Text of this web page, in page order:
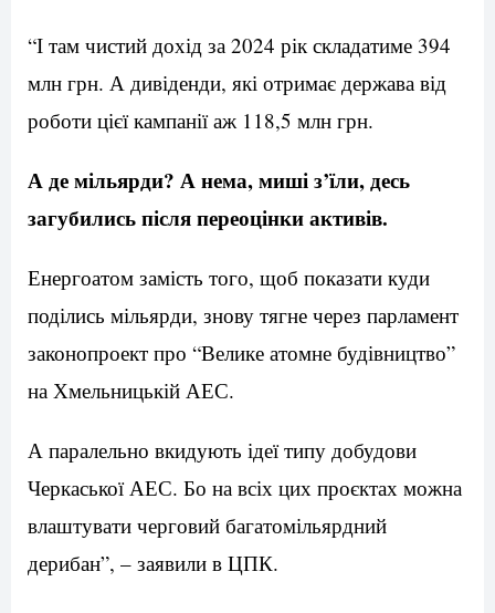
“І там чистий дохід за 2024 рік складатиме 394
млн грн. А дивіденди, які отримає держава від
роботи цієї кампанії аж 118,5 млн грн.
А де мільярди? А нема, миші з’їли, десь
загубились після переоцінки активів.
Енергоатом замість того, щоб показати куди
поділись мільярди, знову тягне через парламент
законопроект про “Велике атомне будівництво”
на Хмельницькій АЕС.
А паралельно вкидують ідеї типу добудови
Черкаської АЕС. Бо на всіх цих проєктах можна
влаштувати черговий багатомільярдний
дерибан”, – заявили в ЦПК.